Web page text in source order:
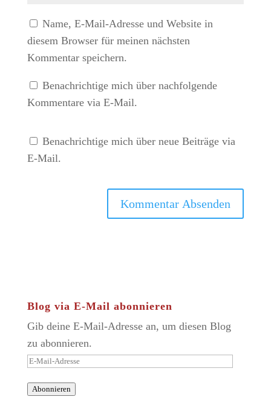
Name, E-Mail-Adresse und Website in
diesem Browser für meinen nächsten
Kommentar speichern.
Benachrichtige mich über nachfolgende
Kommentare via E-Mail.
Benachrichtige mich über neue Beiträge via
E-Mail.
Blog via E-Mail abonnieren
Gib deine E-Mail-Adresse an, um diesen Blog
zu abonnieren.
E-
Adresse
Abonnieren